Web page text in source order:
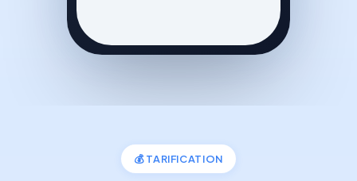
💰TARIFICATION